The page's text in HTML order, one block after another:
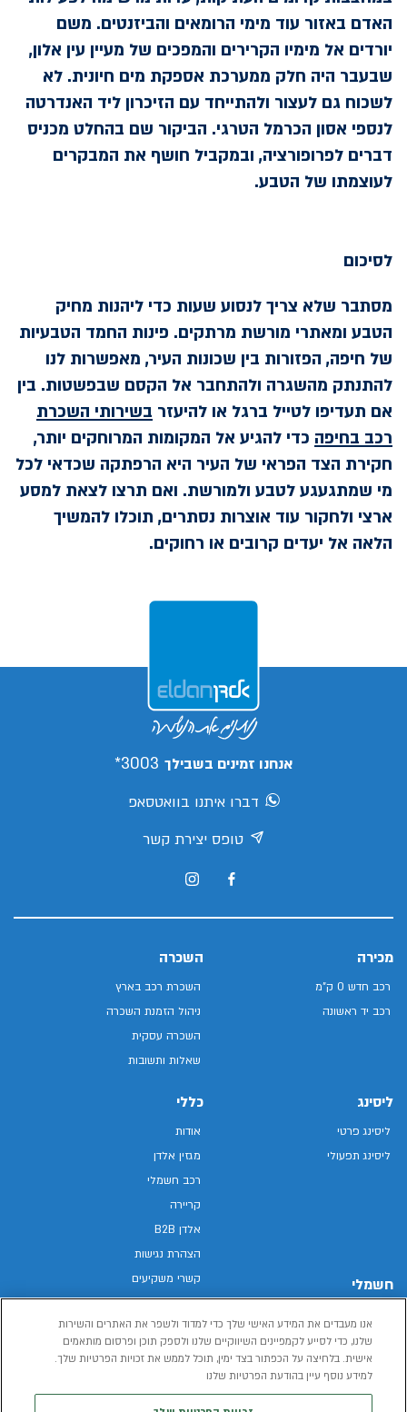
האדם באזור עוד מימי הרומאים והביזנטים. משם
יורדים אל מימיו הקרירים והמפכים של מעיין עין אלון,
שבעבר היה חלק ממערכת אספקת מים חיונית. לא
לשכוח גם לעצור ולהתייחד עם הזיכרון ליד האנדרטה
לנספי אסון הכרמל הטרגי. הביקור שם בהחלט מכניס
דברים לפרופורציה, ובמקביל חושף את המבקרים
לעוצמתו של הטבע.
לסיכום
מסתבר שלא צריך לנסוע שעות כדי ליהנות מחיק
הטבע ומאתרי מורשת מרתקים. פינות החמד הטבעיות
של חיפה, הפזורות בין שכונות העיר, מאפשרות לנו
להתנתק מהשגרה ולהתחבר אל הקסם שבפשטות. בין
אם תעדיפו לטייל ברגל או להיעזר בשירותי השכרת
רכב בחיפה כדי להגיע אל המקומות המרוחקים יותר,
חקירת הצד הפראי של העיר היא הרפתקה שכדאי לכל
מי שמתגעגע לטבע ולמורשת. ואם תרצו לצאת למסע
ארצי ולחקור עוד אוצרות נסתרים, תוכלו להמשיך
הלאה אל יעדים קרובים או רחוקים.
אנחנו זמינים בשבילך 3003*
דברו איתנו בוואטסאפ
טופס יצירת קשר
מכירה
רכב חדש 0 ק"מ
רכב יד ראשונה
השכרה
השכרת רכב בארץ
ניהול הזמנת השכרה
השכרה עסקית
שאלות ותשובות
ליסינג
ליסינג פרטי
ליסינג תפעולי
חשמלי
רכב חשמלי
הכל על רכב חשמלי
כללי
אודות
מגזין אלדן
רכב חשמלי
קריירה
אלדן B2B
הצהרת נגישות
קשרי משקיעים
מפת האתר
מדיניות פרטיות
תנאי שימוש
אנו מעבדים את המידע האישי שלך כדי למדוד ולשפר את האתרים והשירות
שלנו, כדי לסייע לקמפיינים השיווקיים שלנו ולספק תוכן ופרסום מותאמים
אישית. בלחיצה על הכפתור בצד ימין, תוכל לממש את זכויות הפרטיות שלך.
למידע נוסף עיין בהודעת הפרטיות שלנו